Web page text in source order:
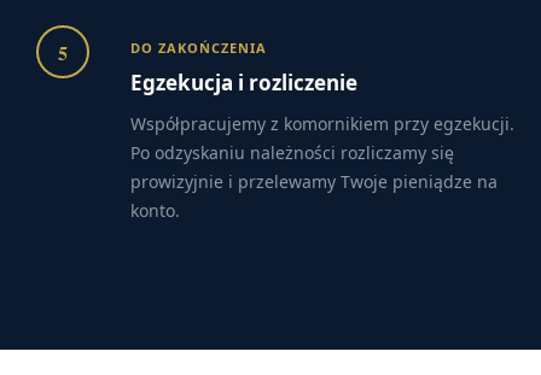
5 DO ZAKOŃCZENIA
Egzekucja i rozliczenie
Współpracujemy z komornikiem przy egzekucji.
Po odzyskaniu należności rozliczamy się
prowizyjnie i przelewamy Twoje pieniądze na
konto.